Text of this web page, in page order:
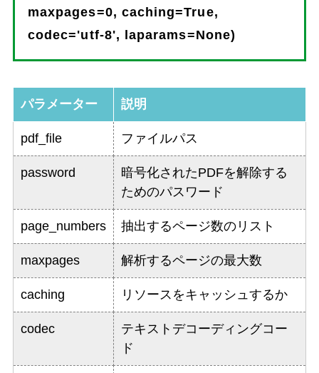
maxpages=0, caching=True,
codec='utf-8', laparams=None)
パラメーター 説明
pdf_file ファイルパス
password
暗号化されたPDFを解除する
ためのパスワード
page_numbers 抽出するページ数のリスト
maxpages 解析するページの最大数
caching リソースをキャッシュするか
codec
テキストデコーディングコー
ド